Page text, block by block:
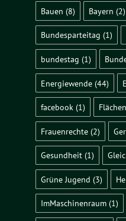
Bauen (8) Bayern (2)
Bundesparteitag (1)
bundestag (1)
Energiewende (44)
facebook (1)
Frauenrechte (2)
Gesundheit (1)
Grüne Jugend (3)
ImMaschinenraum (1)